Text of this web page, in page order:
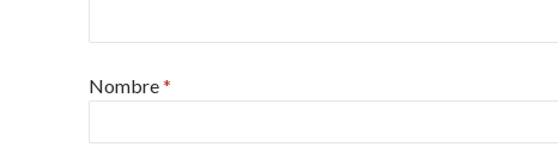
Nombre*